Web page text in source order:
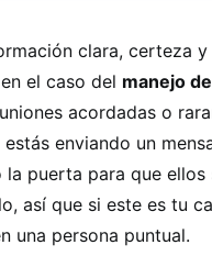
clara, certeza y
el caso del manejo
acordadas o
enviando un
puerta para que ellos
así que si este es tu
una persona puntual.